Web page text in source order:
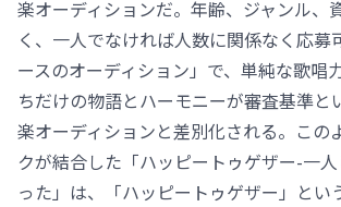
楽オーディションだ。年齢、ジャンル、
く、一人でなければ人数に関係なく応募
ースのオーディション」で、単純な歌唱
ちだけの物語とハーモニーが審査基準と
楽オーディションと差別化される。この
クが結合した「ハッピートゥゲザー-一
った」は、「ハッピートゥゲザー」とい